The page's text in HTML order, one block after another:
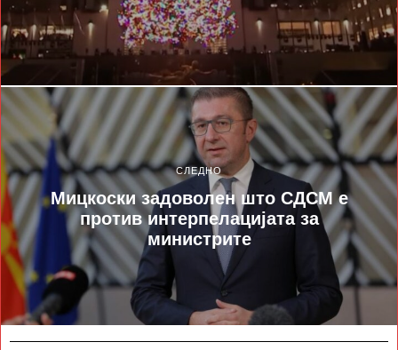
СЛЕДНО
Мицкоски задоволен што СДСМ е
против интерпелацијата за
министрите